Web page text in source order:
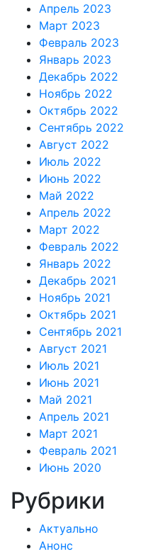
Апрель 2023
Март 2023
Февраль 2023
Январь 2023
Декабрь 2022
Ноябрь 2022
Октябрь 2022
Сентябрь 2022
Август 2022
Июль 2022
Июнь 2022
Май 2022
Апрель 2022
Март 2022
Февраль 2022
Январь 2022
Декабрь 2021
Ноябрь 2021
Октябрь 2021
Сентябрь 2021
Август 2021
Июль 2021
Июнь 2021
Май 2021
Апрель 2021
Март 2021
Февраль 2021
Июнь 2020
Рубрики
Актуально
Анонс